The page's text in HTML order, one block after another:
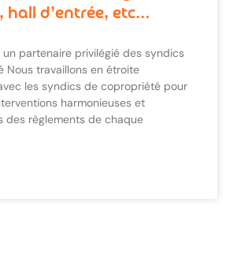
hall d’entrée, etc…
un partenaire privilégié des syndics
Nous travaillons en étroite
les syndics de copropriété pour
harmonieuses et
des règlements de chaque